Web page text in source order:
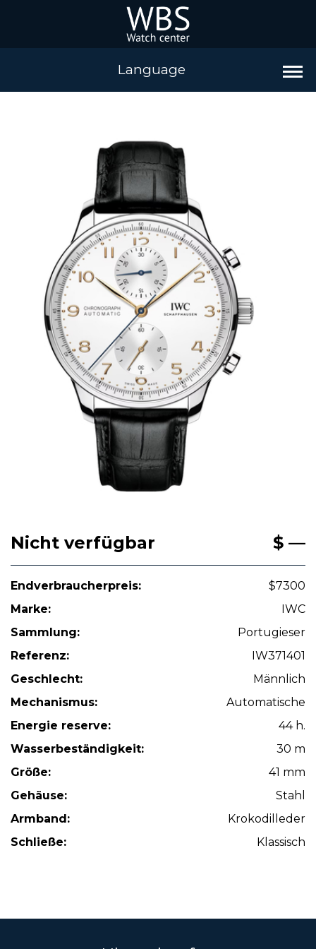
Language
Nicht verfügbar $ —
Endverbraucherpreis:
$7300
Marke:
IWC
Sammlung:
Portugieser
Referenz:
IW371401
Geschlecht:
Männlich
Mechanismus:
Automatische
Energie reserve:
44 h.
Wasserbeständigkeit:
30 m
Größe:
41 mm
Gehäuse:
Stahl
Armband:
Krokodilleder
Schließe:
Klassisch